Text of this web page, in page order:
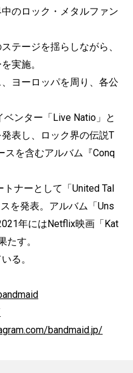
のロック・メタルファン
テージを揺らしながら、
実施。
ヨーロッパを周り、各公
ンター「Live Natio」と
表し、ロック界の伝説T
スを含むアルバム『Conq
ナーとして「United Tal
を発表。アルバム「Uns
年にはNetflix映画「Kat
たす。
る。
bandmaid.jp/